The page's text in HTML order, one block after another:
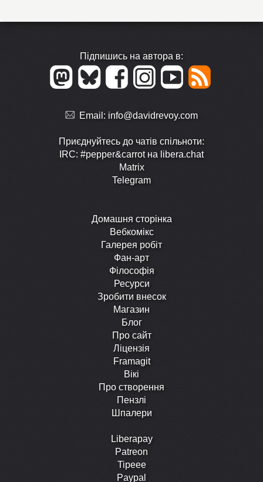
Підпишись на автора в:
Email: info@davidrevoy.com
Приєднуйтесь до чатів спільноти:
IRC: #pepper&carrot на libera.chat
Matrix
Telegram
Домашня сторінка
Вебкомікс
Галерея робіт
Фан-арт
Філософія
Ресурси
Зробити внесок
Магазин
Блог
Про сайт
Ліцензія
Framagit
Вікі
Про створення
Пензлі
Шпалери
Liberapay
Patreon
Tipeee
Paypal